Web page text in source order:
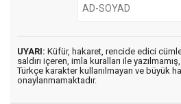
UYARI: Küfür, hakaret, rencide edici
saldırı içeren, imla kuralları ile yazılmamış,
Türkçe karakter kullanılmayan ve büyük
onaylanmamaktadır.